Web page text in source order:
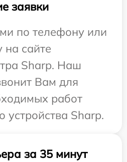
заявки
по телефону или
на сайте
Sharp. Наш
Вам для
работ
устройства Sharp.
за 35 минут